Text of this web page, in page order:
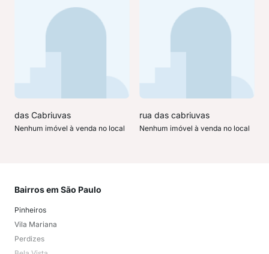
das Cabriuvas
Nenhum imóvel à venda no local
rua das cabriuvas
Nenhum imóvel à venda no local
Bairros em São Paulo
Pinheiros
Vila Mariana
Perdizes